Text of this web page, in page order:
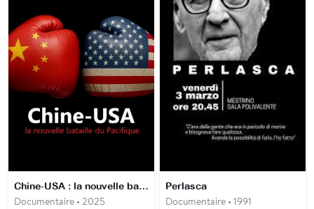
Chine-USA : la nouvelle bataille du Pacifique
Documentaire • 2025
Perlasca
Documentaire • 1991